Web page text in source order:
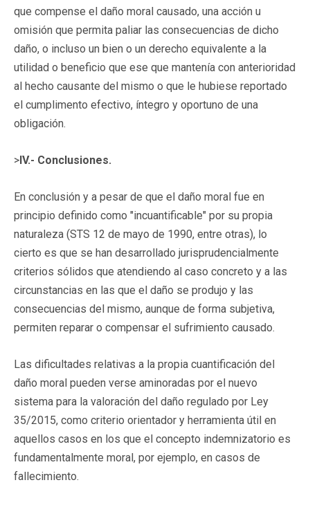
que compense el daño moral causado, una acción u
omisión que permita paliar las consecuencias de dicho
daño, o incluso un bien o un derecho equivalente a la
utilidad o beneficio que ese que mantenía con anterioridad
al hecho causante del mismo o que le hubiese reportado
el cumplimento efectivo, íntegro y oportuno de una
obligación.
>IV.- Conclusiones.
En conclusión y a pesar de que el daño moral fue en
principio definido como "incuantificable" por su propia
naturaleza (STS 12 de mayo de 1990, entre otras), lo
cierto es que se han desarrollado jurisprudencialmente
criterios sólidos que atendiendo al caso concreto y a las
circunstancias en las que el daño se produjo y las
consecuencias del mismo, aunque de forma subjetiva,
permiten reparar o compensar el sufrimiento causado.
Las dificultades relativas a la propia cuantificación del
daño moral pueden verse aminoradas por el nuevo
sistema para la valoración del daño regulado por Ley
35/2015, como criterio orientador y herramienta útil en
aquellos casos en los que el concepto indemnizatorio es
fundamentalmente moral, por ejemplo, en casos de
fallecimiento.